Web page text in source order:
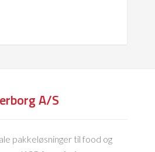
A/S
pakkeløsninger til food og